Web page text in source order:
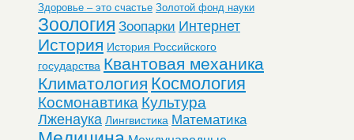
Здоровье – это счастье Золотой фонд науки
Зоология Зоопарки Интернет
История История Российского
государства Квантовая механика
Климатология Космология
Космонавтика Культура
Лженаука Лингвистика Математика